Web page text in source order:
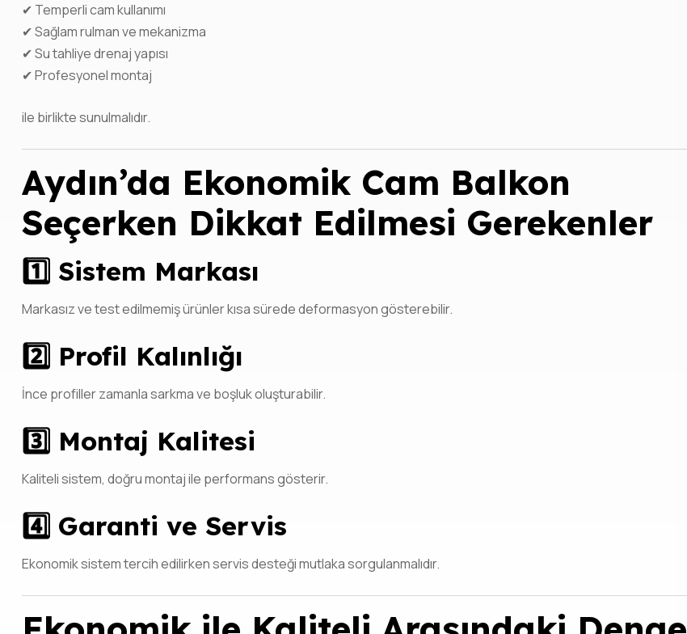
✔ Temperli cam kullanımı
✔ Sağlam rulman ve mekanizma
✔ Su tahliye drenaj yapısı
✔ Profesyonel montaj
ile birlikte sunulmalıdır.
Aydın’da Ekonomik Cam Balkon
Seçerken Dikkat Edilmesi Gerekenler
1️⃣ Sistem Markası
Markasız ve test edilmemiş ürünler kısa sürede deformasyon gösterebilir.
2️⃣ Profil Kalınlığı
İnce profiller zamanla sarkma ve boşluk oluşturabilir.
3️⃣ Montaj Kalitesi
Kaliteli sistem, doğru montaj ile performans gösterir.
4️⃣ Garanti ve Servis
Ekonomik sistem tercih edilirken servis desteği mutlaka sorgulanmalıdır.